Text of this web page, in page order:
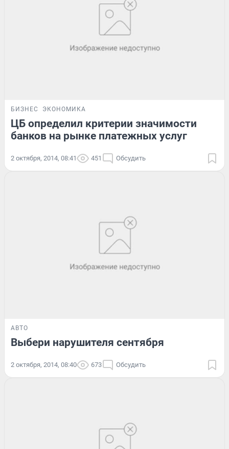
БИЗНЕС ЭКОНОМИКА
ЦБ определил критерии значимости
банков на рынке платежных услуг
2 октября, 2014, 08:41 451 Обсудить
АВТО
Выбери нарушителя сентября
2 октября, 2014, 08:40 673 Обсудить